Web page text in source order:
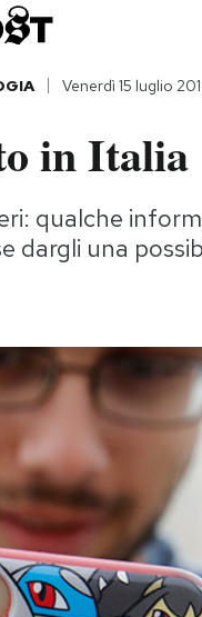
Venerdì 15 luglio
in Italia
qualche
dargli una